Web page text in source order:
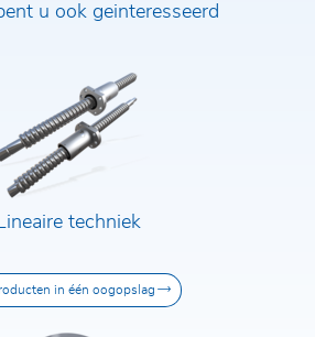
u ook geinteresseerd
techniek
in één oogopslag